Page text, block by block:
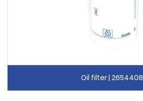
Oil filter | 2654408